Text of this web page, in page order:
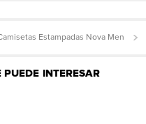
Estampadas Nova Men
PUEDE INTERESAR